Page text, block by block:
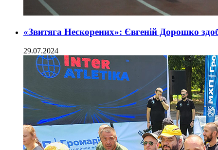
«Звитяга Нескорених»: Євгеній Дорошко
29.07.2024